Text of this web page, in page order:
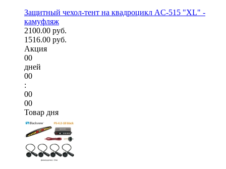
Защитный чехол-тент на квадроцикл AC-515 "XL" -
камуфляж
2100.00 руб.
1516.00 руб.
Акция
00
дней
00
:
00
00
Товар дня